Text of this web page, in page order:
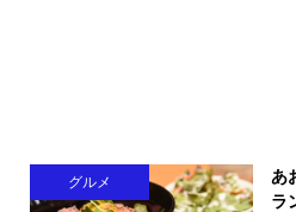
グルメ
あ
ラ